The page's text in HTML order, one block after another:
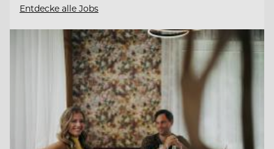
Entdecke alle Jobs